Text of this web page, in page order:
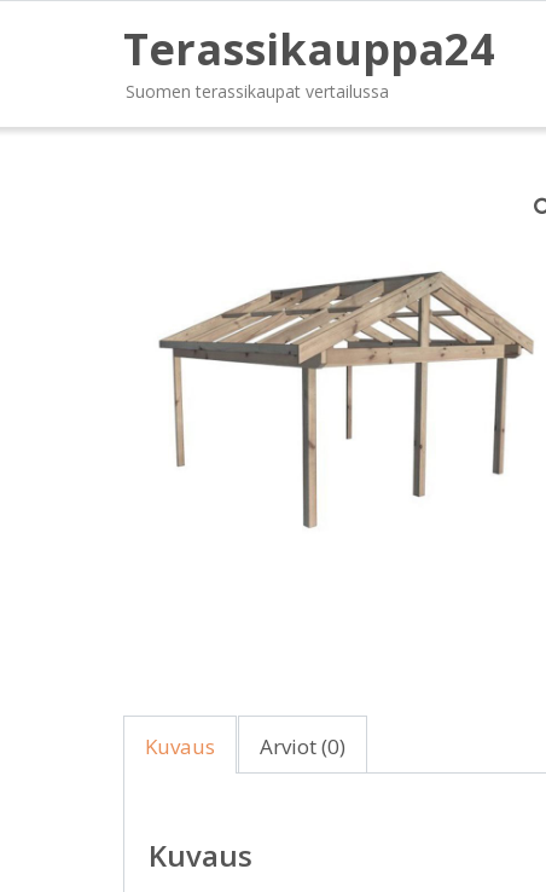
Terassikauppa24
Suomen terassikaupat vertailussa
Kuvaus Arviot (0)
Kuvaus